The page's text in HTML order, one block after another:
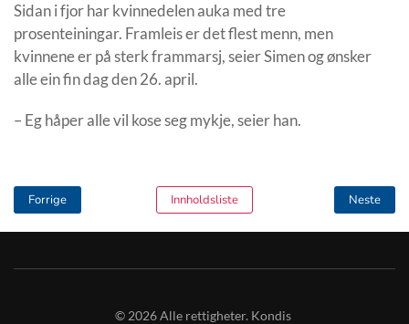
Sidan i fjor har kvinnedelen auka med tre
prosenteiningar. Framleis er det flest menn, men
kvinnene er på sterk frammarsj, seier Simen og ønsker
alle ein fin dag den 26. april.
– Eg håper alle vil kose seg mykje, seier han.
Forrige Innholdsliste Neste
© 2026Alle rettigheter. Kondis